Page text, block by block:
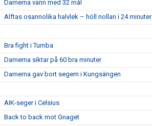
Damerna vann med 32 mål
Alftas osannolika halvlek – höll nollan i 24 minuter
Bra fight i Tumba
Damerna siktar på 60 bra minuter
Damerna gav bort segern i Kungsängen
AIK-seger i Celsius
Back to back mot Gnaget